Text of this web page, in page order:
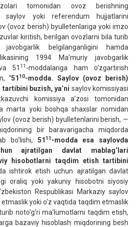
tomonidan ovoz berishning
saylov yoki referendum hujjatlarini
(ovoz berish) byulletenlariga yoki imzo
kiritish, berilgan ovozlarni bila turib
javobgarlik belgilanganligini hamda
1994 Ma’muriy javobgarlik
51 11 -moddalariga ham o‘zgartirish
“51 10-modda. Saylov (ovoz berish)
buzish, ya’ni saylov komissiyasi
komissiya a’zosi tomonidan
marta yoki boshqa shaxslar nomidan
(ovoz berish) byulletenlarini berish, —
bir baravarigacha miqdorda
bo‘lishi, 51 11-modda esa saylovda
ajratilgan davlat mablag‘lari
hisobotlarni taqdim etish tartibini
ishtirok etish uchun ajratilgan davlat
oraliq yoki yakuniy hisobotni siyosiy
Respublikasi Markaziy saylov
yoki o‘z vaqtida taqdim etmaslik
noto‘g‘ri ma’lumotlarni taqdim etish,
bazaviy hisoblash miqdorining besh